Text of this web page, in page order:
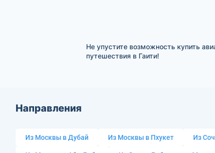
Не упустите возможность купить
путешествия в Гаити!
Направления
Из Москвы в Дубай Из Москвы в Пхукет Из